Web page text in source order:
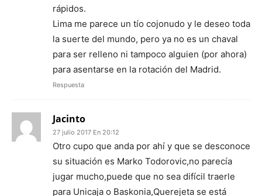
rápidos.
Lima me parece un tío cojonudo y le deseo toda
la suerte del mundo, pero ya no es un chaval
para ser relleno ni tampoco alguien (por ahora)
para asentarse en la rotación del Madrid.
Respuesta
Jacinto
27 julio 2017 En 20:12
Otro cupo que anda por ahí y que se desconoce
su situación es Marko Todorovic,no parecía
jugar mucho,puede que no sea difícil traerle
para Unicaja o Baskonia,Querejeta se está